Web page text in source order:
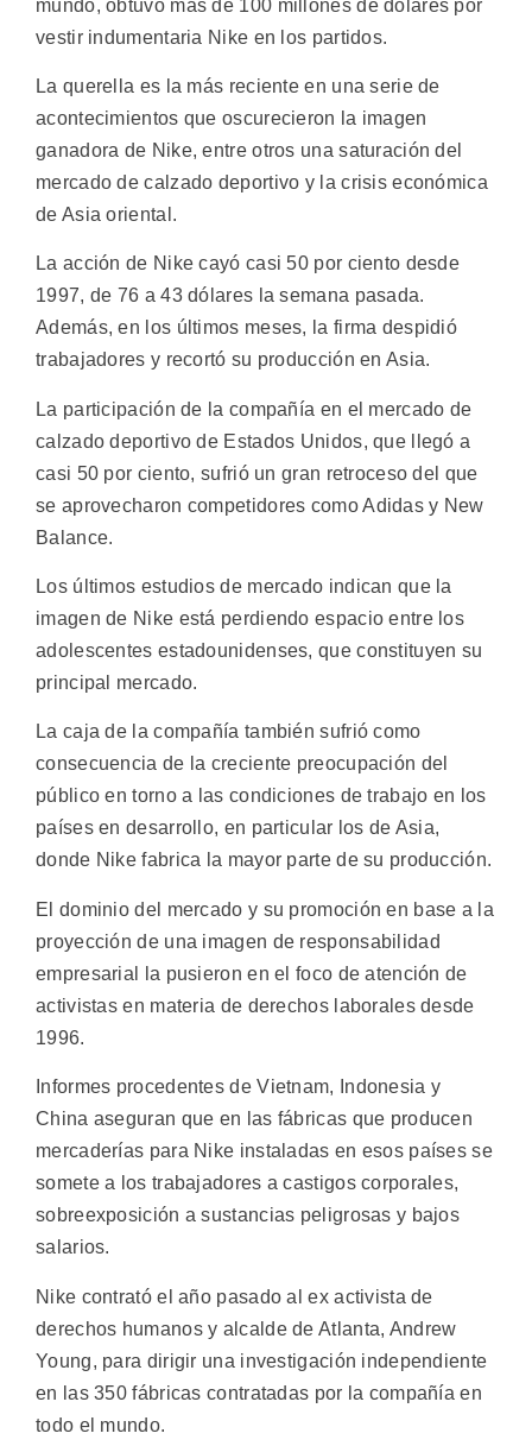
mundo, obtuvo más de 100 millones de dólares por
vestir indumentaria Nike en los partidos.
La querella es la más reciente en una serie de
acontecimientos que oscurecieron la imagen
ganadora de Nike, entre otros una saturación del
mercado de calzado deportivo y la crisis económica
de Asia oriental.
La acción de Nike cayó casi 50 por ciento desde
1997, de 76 a 43 dólares la semana pasada.
Además, en los últimos meses, la firma despidió
trabajadores y recortó su producción en Asia.
La participación de la compañía en el mercado de
calzado deportivo de Estados Unidos, que llegó a
casi 50 por ciento, sufrió un gran retroceso del que
se aprovecharon competidores como Adidas y New
Balance.
Los últimos estudios de mercado indican que la
imagen de Nike está perdiendo espacio entre los
adolescentes estadounidenses, que constituyen su
principal mercado.
La caja de la compañía también sufrió como
consecuencia de la creciente preocupación del
público en torno a las condiciones de trabajo en los
países en desarrollo, en particular los de Asia,
donde Nike fabrica la mayor parte de su producción.
El dominio del mercado y su promoción en base a la
proyección de una imagen de responsabilidad
empresarial la pusieron en el foco de atención de
activistas en materia de derechos laborales desde
1996.
Informes procedentes de Vietnam, Indonesia y
China aseguran que en las fábricas que producen
mercaderías para Nike instaladas en esos países se
somete a los trabajadores a castigos corporales,
sobreexposición a sustancias peligrosas y bajos
salarios.
Nike contrató el año pasado al ex activista de
derechos humanos y alcalde de Atlanta, Andrew
Young, para dirigir una investigación independiente
en las 350 fábricas contratadas por la compañía en
todo el mundo.